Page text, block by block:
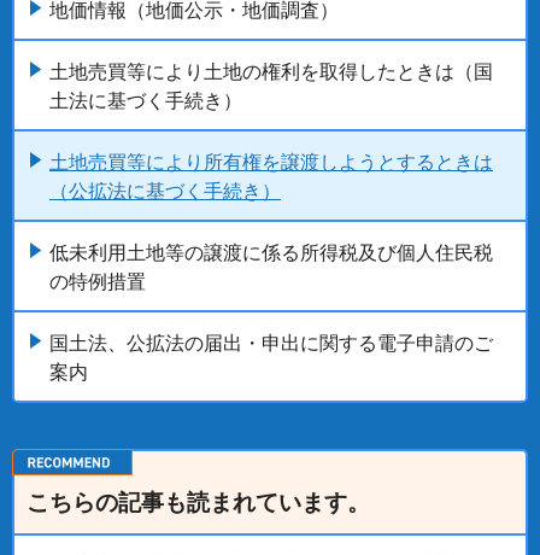
地価情報（地価公示・地価調査）
土地売買等により土地の権利を取得したときは（国
土法に基づく手続き）
土地売買等により所有権を譲渡しようとするときは
（公拡法に基づく手続き）
低未利用土地等の譲渡に係る所得税及び個人住民税
の特例措置
国土法、公拡法の届出・申出に関する電子申請のご
案内
こちらの記事も読まれています。